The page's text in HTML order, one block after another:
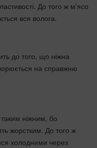
До того ж м'ясо
вся волога.
до того, що ніжна
на справжню
таким ніжним, бо
жорстким. До того ж
холодними через